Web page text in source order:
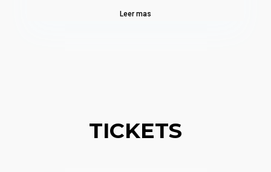
Leer mas
TICKETS